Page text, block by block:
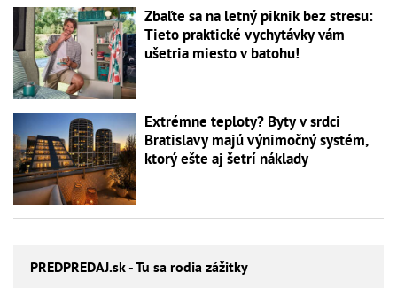
Zbaľte sa na letný piknik bez stresu:
Tieto praktické vychytávky vám
ušetria miesto v batohu!
Extrémne teploty? Byty v srdci
Bratislavy majú výnimočný systém,
ktorý ešte aj šetrí náklady
PREDPREDAJ.sk - Tu sa rodia zážitky